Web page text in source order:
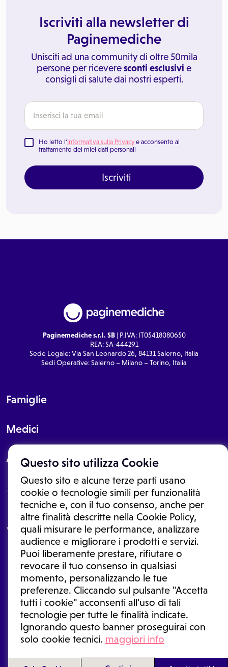
Questo sito utilizza Cookie
Questo sito e alcune terze parti usano
cookie o tecnologie simili per funzionalità
tecniche e, con il tuo consenso, anche per
altre finalità descritte nella Cookie Policy,
quali misurare le performance, analizzare
audience e migliorare i prodotti e servizi.
Puoi liberamente prestare, rifiutare o
revocare il tuo consenso in qualsiasi
momento, personalizzando le tue
preferenze. Cliccando sul pulsante "Accetta
tutti i cookie" acconsenti all'uso di tali
tecnologie per tutte le finalità indicate.
Ignorando questo banner proseguirai con
solo cookie tecnici. maggiori info
Iscriviti alla newsletter di
Paginemediche
Unisciti ad una community di oltre 50mila
persone per riceveresconti esclusivi e
consigli di salute dai nostri esperti.
Ho letto l'Informativa sulla Privacy e acconsento al
trattamento dei miei dati personali
Iscriviti
Paginemediche s.r.l. SB| P.IVA: IT05418080650
REA: SA-444291
Sede Legale: Via San Leonardo 26, 84131 Salerno, Italia
Sedi Operative: Salerno – Milano – Torino, Italia
Famiglie
Medici
About
Le informazioni proposte in questo sito non sono un consulto medico.
In nessun caso, queste informazioni sostituiscono un consulto, una
visita o una diagnosi formulata dal medico. Non si devono considerare
le informazioni disponibili come suggerimenti per la formulazione di
una diagnosi, la determinazione di un trattamento o l'assunzione o
sospensione di un farmaco senza prima consultare un medico di
medicina generale o uno specialista.
Condizioni di utilizzo|Privacy Policy |Gestione cookie
Ⓒ 2026 | Tutti i diritti riservati.